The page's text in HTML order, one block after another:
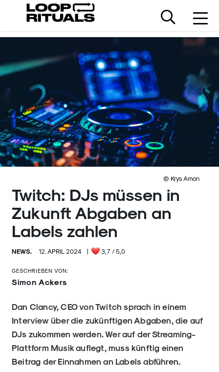
© Krys Amon
Twitch: DJs müssen in
Zukunft Abgaben an
Labels zahlen
NEWS. 12. APRIL 2024 | 3,7 / 5,0
GESCHRIEBEN VON:
Simon Ackers
Dan Clancy, CEO von Twitch sprach in einem
Interview über die zukünftigen Abgaben, die auf
DJs zukommen werden. Wer auf der Streaming-
Plattform Musik auflegt, muss künftig einen
Beitrag der Einnahmen an Labels abführen.